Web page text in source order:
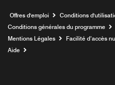
Offres d'emploi Ouvre une
Conditions
Conditions générales du programme
Mentions Légales
Facilité d’accès
Aide